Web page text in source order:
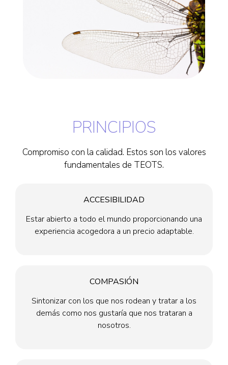
PRINCIPIOS
Compromiso con la calidad. Estos son los valores
fundamentales de TEOTS.
ACCESIBILIDAD
Estar abierto a todo el mundo proporcionando una
experiencia acogedora a un precio adaptable.
COMPASIÓN
Sintonizar con los que nos rodean y tratar a los
demás como nos gustaría que nos trataran a
nosotros.